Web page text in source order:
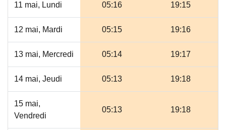
11 mai, Lundi 05:16 19:15
12 mai, Mardi 05:15 19:16
13 mai, Mercredi 05:14 19:17
14 mai, Jeudi 05:13 19:18
15 mai,
Vendredi
05:13 19:18